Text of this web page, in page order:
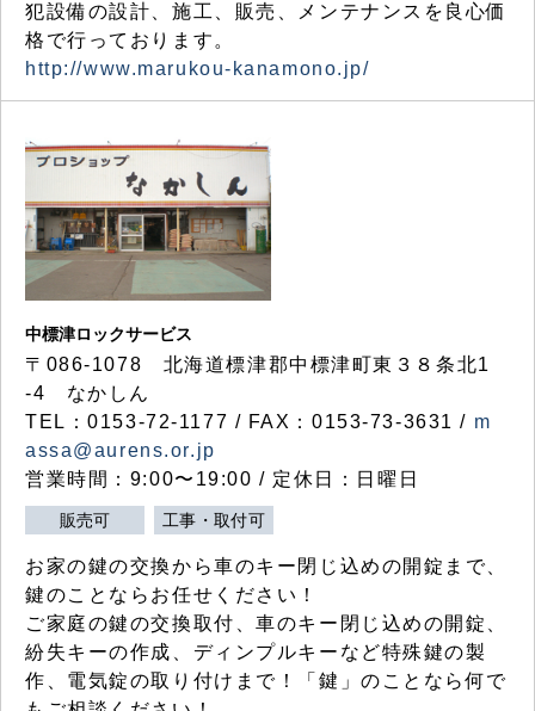
犯設備の設計、施工、販売、メンテナンスを良心価
格で行っております。
http://www.marukou-kanamono.jp/
中標津ロックサービス
〒086-1078 北海道標津郡中標津町東３８条北1
-4 なかしん
TEL：0153-72-1177 / FAX：0153-73-3631 / m
assa@aurens.or.jp
営業時間：9:00〜19:00 / 定休日：日曜日
販売可 工事・取付可
お家の鍵の交換から車のキー閉じ込めの開錠まで、
鍵のことならお任せください！
ご家庭の鍵の交換取付、車のキー閉じ込めの開錠、
紛失キーの作成、ディンプルキーなど特殊鍵の製
作、電気錠の取り付けまで！「鍵」のことなら何で